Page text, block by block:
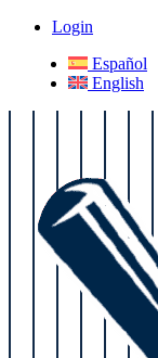
Login
Español
English